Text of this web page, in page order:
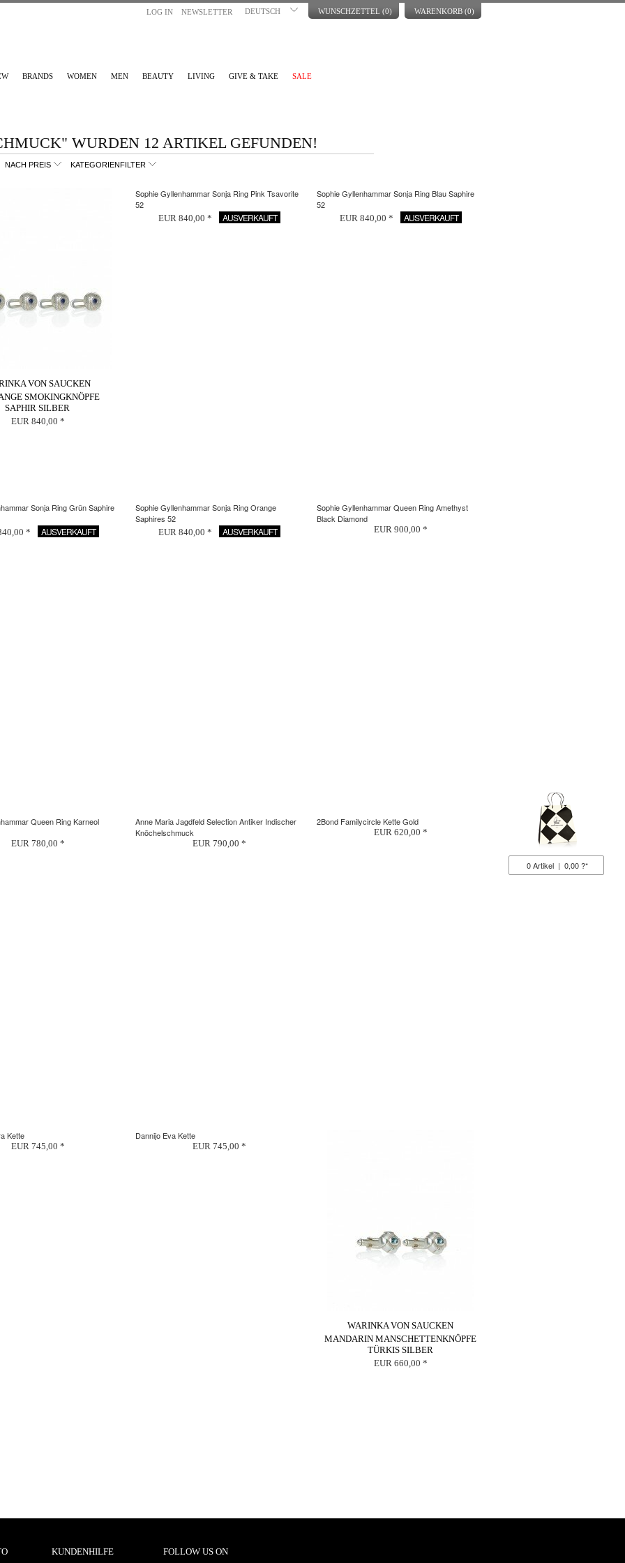
LOG IN NEWSLETTER DEUTSCH WUNSCHZETTEL (0) WARENKORB (0)
0Artikel | 0,00 ?*
BRANDS WOMEN MEN BEAUTY LIVING GIVE & TAKE SALE
WURDEN 12 ARTIKEL GEFUNDEN!
NACH PREIS KATEGORIENFILTER
VON SAUCKEN
SMOKINGKNÖPFE
SAPHIR SILBER
EUR 840,00 *
Sophie Gyllenhammar Sonja Ring Pink Tsavorite
52
EUR 840,00 * AUSVERKAUFT
Sophie Gyllenhammar Sonja Ring Blau Saphire
52
EUR 840,00 * AUSVERKAUFT
Sonja Ring Grün Saphire
* AUSVERKAUFT
Sophie Gyllenhammar Sonja Ring Orange
Saphires 52
EUR 840,00 * AUSVERKAUFT
Sophie Gyllenhammar Queen Ring Amethyst
Black Diamond
EUR 900,00 *
Queen Ring Karneol
EUR 780,00 *
Anne Maria Jagdfeld Selection Antiker Indischer
Knöchelschmuck
EUR 790,00 *
2Bond Familycircle Kette Gold
EUR 620,00 *
Kette
EUR 745,00 *
Dannijo Eva Kette
EUR 745,00 *
WARINKA VON SAUCKEN
MANDARIN MANSCHETTENKNÖPFE
TÜRKIS SILBER
EUR 660,00 *
KUNDENHILFE FOLLOW US ON